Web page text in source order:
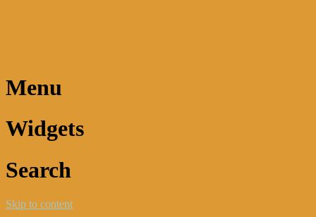
Menu
Widgets
Search
Skip to content